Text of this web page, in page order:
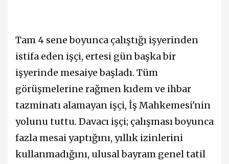
Tam 4 sene boyunca çalıştığı işyerinden
istifa eden işçi, ertesi gün başka bir
işyerinde mesaiye başladı. Tüm
görüşmelerine rağmen kıdem ve ihbar
tazminatı alamayan işçi, İş Mahkemesi'nin
yolunu tuttu. Davacı işçi; çalışması boyunca
fazla mesai yaptığını, yıllık izinlerini
kullanmadığını, ulusal bayram genel tatil